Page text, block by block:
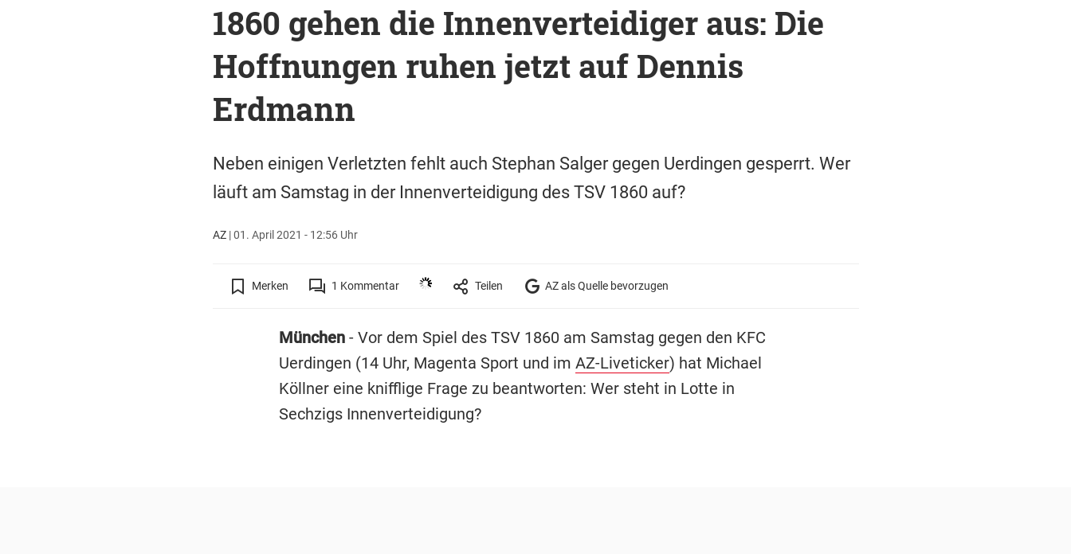
1860 gehen die Innenverteidiger aus: Die
Hoffnungen ruhen jetzt auf Dennis
Erdmann
Neben einigen Verletzten fehlt auch Stephan Salger gegen Uerdingen gesperrt. Wer
läuft am Samstag in der Innenverteidigung des TSV 1860 auf?
AZ|01. April 2021 - 12:56 Uhr
Merken 1 Kommentar Teilen AZ als Quelle bevorzugen
München- Vor dem Spiel des TSV 1860 am Samstag gegen den KFC
Uerdingen (14 Uhr, Magenta Sport und im AZ-Liveticker) hat Michael
Köllner eine knifflige Frage zu beantworten: Wer steht in Lotte in
Sechzigs Innenverteidigung?